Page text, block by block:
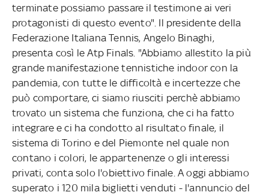
terminate possiamo passare il testimone ai veri
protagonisti di questo evento". Il presidente della
Federazione Italiana Tennis, Angelo Binaghi,
presenta così le Atp Finals. "Abbiamo allestito la più
grande manifestazione tennistiche indoor con la
pandemia, con tutte le difficoltà e incertezze che
può comportare, ci siamo riusciti perchè abbiamo
trovato un sistema che funziona, che ci ha fatto
integrare e ci ha condotto al risultato finale, il
sistema di Torino e del Piemonte nel quale non
contano i colori, le appartenenze o gli interessi
privati, conta solo l'obiettivo finale. A oggi abbiamo
superato i 120 mila biglietti venduti - l'annuncio del